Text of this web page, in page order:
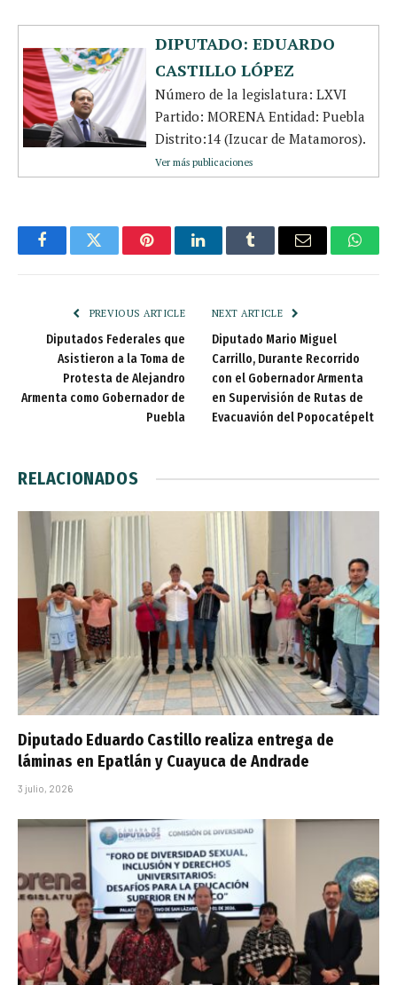
DIPUTADO: EDUARDO
CASTILLO LÓPEZ
Número de la legislatura: LXVI
Partido: MORENA Entidad: Puebla
Distrito:14 (Izucar de Matamoros).
Ver más publicaciones
FacebookTwitter PinterestLinkedInTumblr Email
PREVIOUS ARTICLE
Diputados Federales que
Asistieron a la Toma de
Protesta de Alejandro
Armenta como Gobernador de
Puebla
NEXT ARTICLE
Diputado Mario Miguel
Carrillo, Durante Recorrido
con el Gobernador Armenta
en Supervisión de Rutas de
Evacuavión del Popocatépelt
RELACIONADOS
Diputado Eduardo Castillo realiza entrega de
láminas en Epatlán y Cuayuca de Andrade
3 julio, 2026